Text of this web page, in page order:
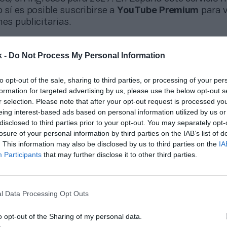
- Do Not Process My Personal Information
opt-out of the sale, sharing to third parties, or processing of your
for targeted advertising by us, please use the below opt-out
selection. Please note that after your opt-out request is processed
interest-based ads based on personal information utilized by us
to third parties prior to your opt-out. You may separately
of your personal information by third parties on the IAB’s list of
This information may also be disclosed by us to third parties on the
Participants that may further disclose it to other third parties.
Data Processing Opt Outs
opt-out of the Sharing of my personal data.
sí es posible suscribirse a YouTube Premium para
publicitarias.
Ticket: golpe de autoridad
punto de inflexión. El paquete fue durante años
que no retuvo este activo después de que la
ofreciera 14.000 millones de dólares (12.340
ciclo 2023-2029. Su salto a YouTube TV no solo
sino que posiciona a la plataforma como destino
fútbol americano en EEUU.
a medida del fan
ha estructurado su oferta deportiva en distintos
plataforma los canales corporativos de la NBA,